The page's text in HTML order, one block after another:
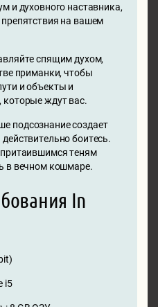
и духовного наставника,
на вашем
спящим духом,
приманки, чтобы
и объекты и
которые ждут вас.
подсознание создает
боитесь.
теням
в вечном кошмаре.
In
i5